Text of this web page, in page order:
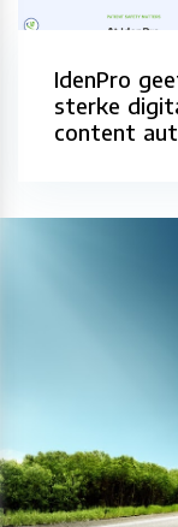
IdenPro
sterke
content